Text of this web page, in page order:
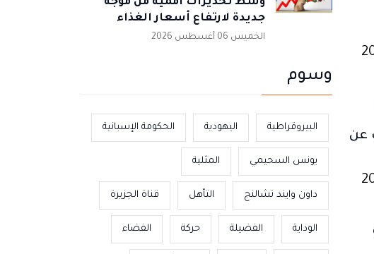
عن
وسط تحذيرات أممية من موجة
جديدة لارتفاع أسعار الغذاء
الخميس 06 أغسطس 2026
وسوم
البيروقراطية اليهودية الحكومة الإسبانية
يونس السحيمي المثلية
داون وايند تشالنج التأهل قناة الجزيرة
الوداية الفضيلة حركة الفضاء